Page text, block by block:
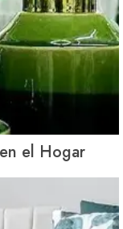
el Hogar